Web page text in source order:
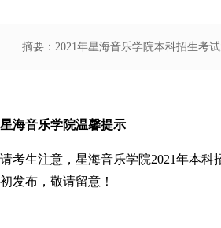
摘要：2021年星海音乐学院本科招生考
星海音乐学院温馨提示
请考生注意，星海音乐学院2021年本
初发布，敬请留意！